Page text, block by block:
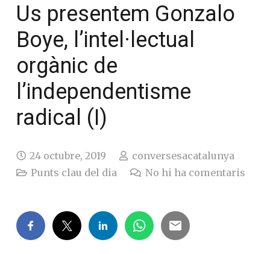
Us presentem Gonzalo
Boye, l’intel·lectual
orgànic de
l’independentisme
radical (I)
24 octubre, 2019
conversesacatalunya
Punts clau del dia
No hi ha comentaris